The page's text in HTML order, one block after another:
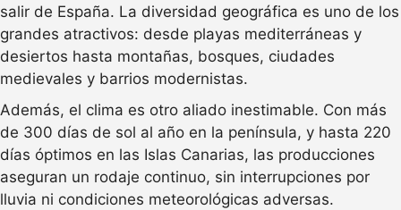
salir de España. La diversidad geográfica es uno de los
grandes atractivos: desde playas mediterráneas y
desiertos hasta montañas, bosques, ciudades
medievales y barrios modernistas.
Además, el clima es otro aliado inestimable. Con más
de 300 días de sol al año en la península, y hasta 220
días óptimos en las Islas Canarias, las producciones
aseguran un rodaje continuo, sin interrupciones por
lluvia ni condiciones meteorológicas adversas.